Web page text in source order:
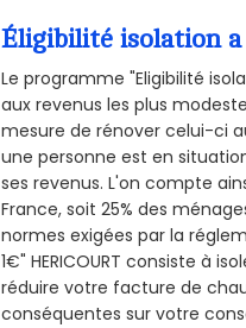
Éligibilité isolation a
Le programme "Eligibilité
aux revenus les plus
mesure de rénover celui-ci
une personne est en
ses revenus. L'on compte
France, soit 25% des
normes exigées par la
1€" HERICOURT consiste à
réduire votre facture de
conséquentes sur votre